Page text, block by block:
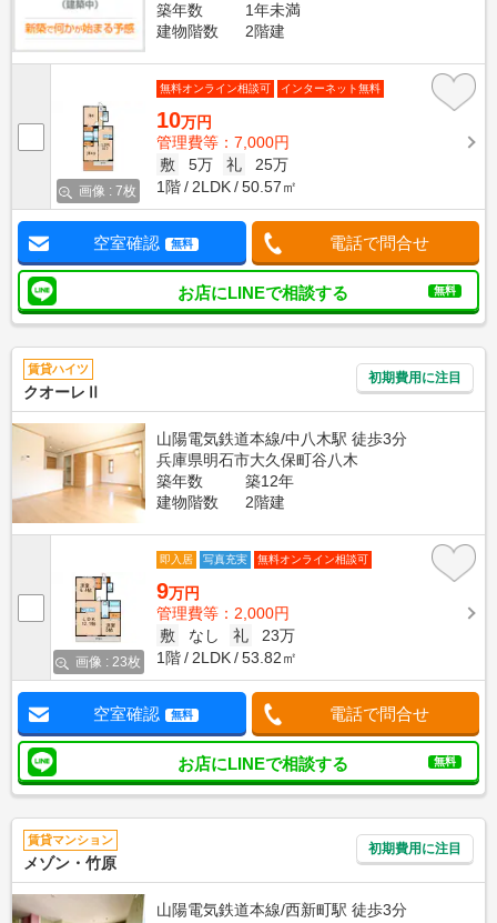
築年数
1年未満
建物階数
2階建
画像 : 7枚
無料オンライン相談可 インターネット無料
10万円
管理費等：7,000円
敷
5万 礼
25万
1階
2LDK 50.57㎡
空室確認 無料 電話で問合せ
お店にLINEで相談する 無料
賃貸ハイツ
クオーレⅡ
初期費用に注目
山陽電気鉄道本線/中八木駅 徒歩3分
兵庫県明石市大久保町谷八木
築年数
築12年
建物階数
2階建
画像 : 23枚
即入居 写真充実 無料オンライン相談可
9万円
管理費等：2,000円
敷
なし 礼
23万
1階
2LDK 53.82㎡
空室確認 無料 電話で問合せ
お店にLINEで相談する 無料
賃貸マンション
メゾン・竹原
初期費用に注目
山陽電気鉄道本線/西新町駅 徒歩3分